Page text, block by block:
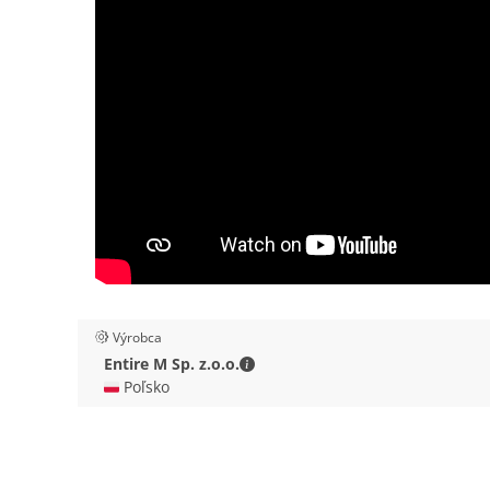
Výrobca
Entire M Sp. z.o.o.
Entire M Sp. z.o.o. - Kontaktné
🇵🇱 Poľsko